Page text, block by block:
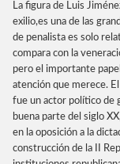
La figura de Luis
exilio,es una de las
de penalista es solo
compara con la
pero el importante
atención que merece.
fue un actor político de
buena parte del siglo
en la oposición a la
construcción de la II